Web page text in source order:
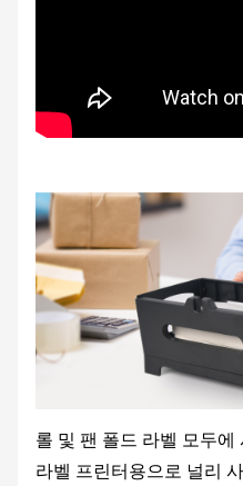
롤 및 팬 폴드 라벨 모두에
라벨 프린터용으로 널리